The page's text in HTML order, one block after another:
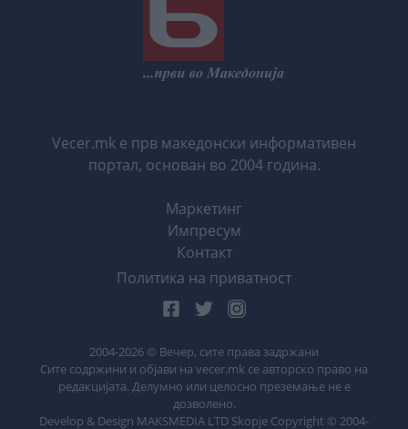
Vecer.mk е прв македонски информативен
портал, основан во 2004 година.
Маркетинг
Импресум
Контакт
Политика на приватност
2004-2026 © Вечер, сите права задржани
Сите содржини и објави на vecer.mk се авторско право на
редакцијата. Делумно или целосно преземање не е
дозволено.
Develop & Design MAKSMEDIA LTD Skopje Copyright © 2004-